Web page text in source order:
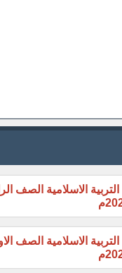
الاسلامية الصف
الاسلامية الصف